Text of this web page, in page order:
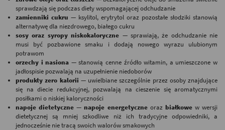
sprawdzają się podczas diety wspomagającej odchudzanie
zamienniki cukru — ksylitol, erytrytol oraz pozostałe słodziki stanowią
alternatywę dla niezdrowego, białego cukru
sosy oraz syropy niskokaloryczne — sprawiają, że odchudzanie nie
musi być pozbawione smaku i dodają nowego wyrazu ulubionym
potrawom
orzechy i nasiona — stanowią cenne źródło witamin, a umieszczone w
jadłospisie pozwalają na uzupełnienie niedoborów
produkty zero kalorii — uwielbiane szczególnie przez osoby znajdujące
się na diecie redukcyjnej, pozwalają na cieszenie się aromatycznymi
posiłkami o niskiej kaloryczności
napoje dietetyczne — napoje energetyczneoraz białkowew wersji
dietetycznej są mniej szkodliwe niż ich tradycyjne odpowiedniki, a
jednocześnie nie tracą swoich walorów smakowych